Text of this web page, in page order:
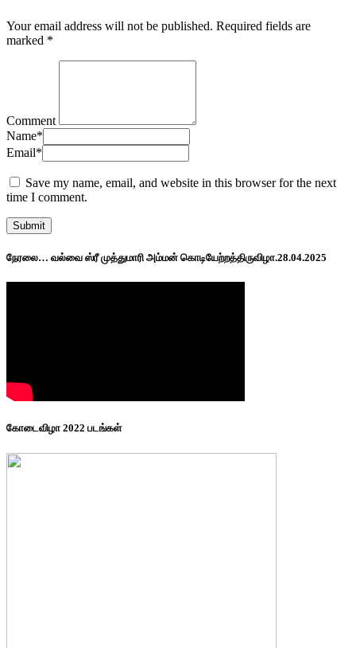
Your email address will not be published. Required fields are
marked *
Comment
Name*
Email*
Save my name, email, and website in this browser for the next
time I comment.
நேரலை… வல்வை ஸ்ரீ முத்துமாரி அம்மன் கொடியேற்றத்திருவிழா.28.04.2025
கோடைவிழா 2022 படங்கள்